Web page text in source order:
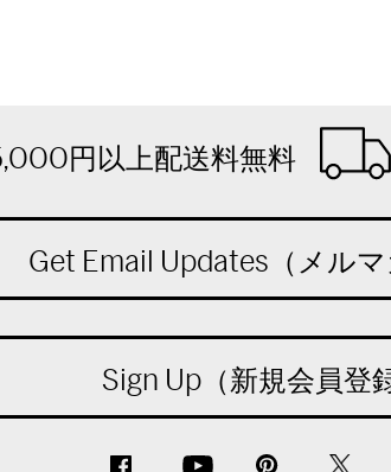
円以上配送料無料
Get Email Updates（メルマ
Sign Up（新規会員登